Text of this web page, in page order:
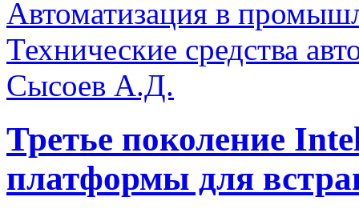
Автоматизация в
Технические средства
Сысоев А.Д.
Третье поколение
платформы для